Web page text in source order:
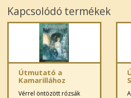
Kapcsolódó termékek
Útmutató a
Kamarillához
Vérrel öntözött rózsák